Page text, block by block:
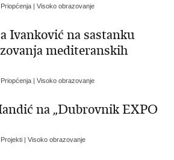
| Visoko obrazovanje
Ivanković na sastanku
mediteranskih
| Visoko obrazovanje
na „Dubrovnik EXPO
| Visoko obrazovanje